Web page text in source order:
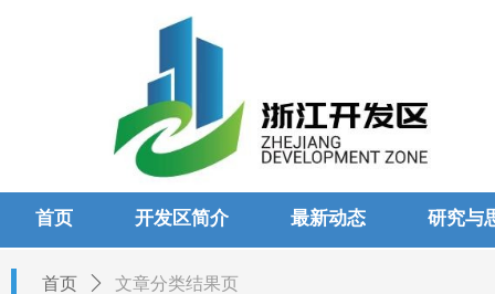
首页 开发区简介 最新动态 研究与
首页 ꄲ 文章分类结果页